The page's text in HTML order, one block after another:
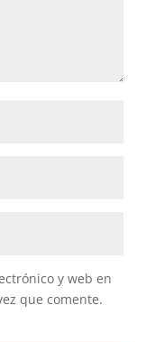
y web en
que comente.